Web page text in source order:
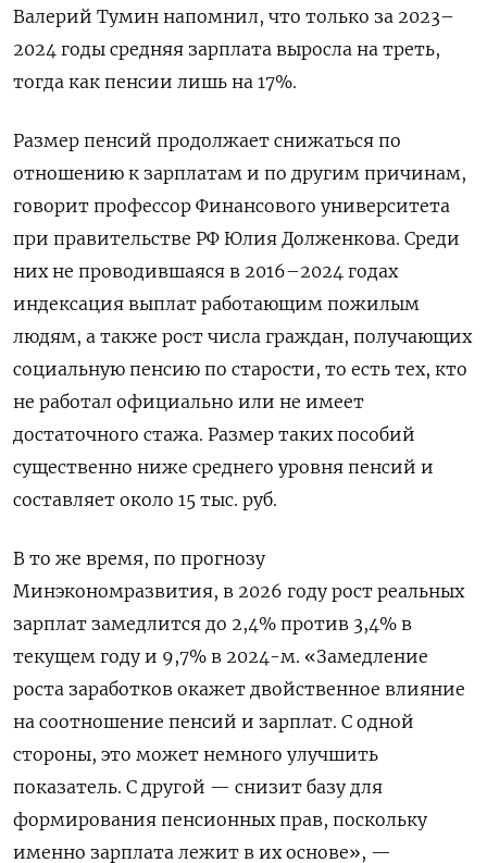
Валерий Тумин напомнил, что только за 2023–
2024 годы средняя зарплата выросла на треть,
тогда как пенсии лишь на 17%.
Размер пенсий продолжает снижаться по
отношению к зарплатам и по другим причинам,
говорит профессор Финансового университета
при правительстве РФ Юлия Долженкова. Среди
них не проводившаяся в 2016–2024 годах
индексация выплат работающим пожилым
людям, а также рост числа граждан, получающих
социальную пенсию по старости, то есть тех, кто
не работал официально или не имеет
достаточного стажа. Размер таких пособий
существенно ниже среднего уровня пенсий и
составляет около 15 тыс. руб.
В то же время, по прогнозу
Минэкономразвития, в 2026 году рост реальных
зарплат замедлится до 2,4% против 3,4% в
текущем году и 9,7% в 2024-м. «Замедление
роста заработков окажет двойственное влияние
на соотношение пенсий и зарплат. С одной
стороны, это может немного улучшить
показатель. С другой — снизит базу для
формирования пенсионных прав, поскольку
именно зарплата лежит в их основе», —